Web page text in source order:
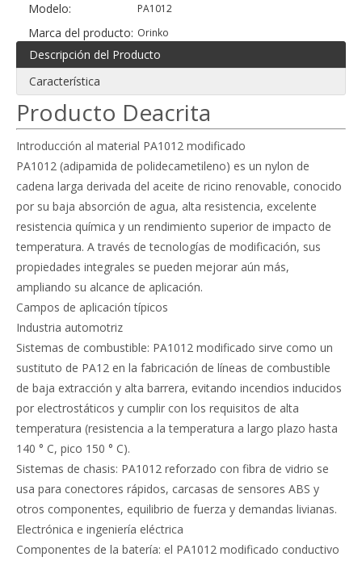
Modelo: PA1012
Marca del producto: Orinko
Descripción del Producto
Característica
Producto Deacrita
Introducción al material PA1012 modificado
PA1012 (adipamida de polidecametileno) es un nylon de
cadena larga derivada del aceite de ricino renovable, conocido
por su baja absorción de agua, alta resistencia, excelente
resistencia química y un rendimiento superior de impacto de
temperatura. A través de tecnologías de modificación, sus
propiedades integrales se pueden mejorar aún más,
ampliando su alcance de aplicación.
Campos de aplicación típicos
Industria automotriz
Sistemas de combustible: PA1012 modificado sirve como un
sustituto de PA12 en la fabricación de líneas de combustible
de baja extracción y alta barrera, evitando incendios inducidos
por electrostáticos y cumplir con los requisitos de alta
temperatura (resistencia a la temperatura a largo plazo hasta
140 ° C, pico 150 ° C).
Sistemas de chasis: PA1012 reforzado con fibra de vidrio se
usa para conectores rápidos, carcasas de sensores ABS y
otros componentes, equilibrio de fuerza y ​​demandas livianas.
Electrónica e ingeniería eléctrica
Componentes de la batería: el PA1012 modificado conductivo